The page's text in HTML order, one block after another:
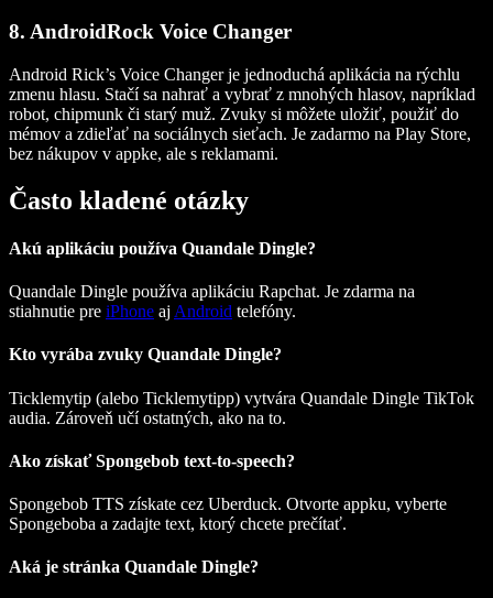
8. AndroidRock Voice Changer
Android Rick’s Voice Changer je jednoduchá aplikácia na rýchlu
zmenu hlasu. Stačí sa nahrať a vybrať z mnohých hlasov, napríklad
robot, chipmunk či starý muž. Zvuky si môžete uložiť, použiť do
mémov a zdieľať na sociálnych sieťach. Je zadarmo na Play Store,
bez nákupov v appke, ale s reklamami.
Často kladené otázky
Akú aplikáciu používa Quandale Dingle?
Quandale Dingle používa aplikáciu Rapchat. Je zdarma na
stiahnutie pre iPhone aj Android telefóny.
Kto vyrába zvuky Quandale Dingle?
Ticklemytip (alebo Ticklemytipp) vytvára Quandale Dingle TikTok
audia. Zároveň učí ostatných, ako na to.
Ako získať Spongebob text-to-speech?
Spongebob TTS získate cez Uberduck. Otvorte appku, vyberte
Spongeboba a zadajte text, ktorý chcete prečítať.
Aká je stránka Quandale Dingle?